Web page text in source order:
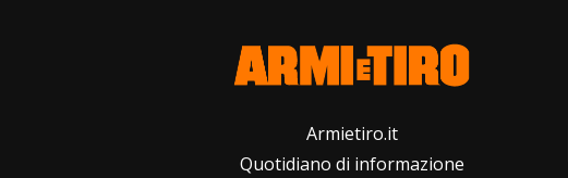
Armietiro.it
Quotidiano di informazione